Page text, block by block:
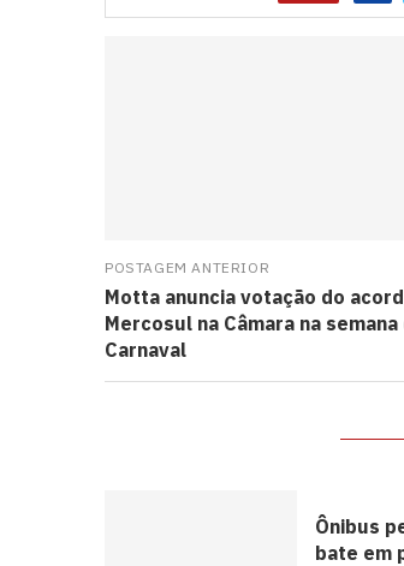
POSTAGEM ANTERIOR
Motta anuncia votação do
Mercosul na Câmara na
Carnaval
Ônibus
bate em